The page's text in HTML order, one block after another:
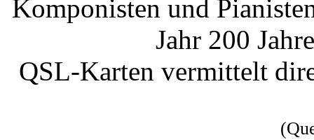
Komponisten und
Jahr 200
QSL-Karten vermittelt